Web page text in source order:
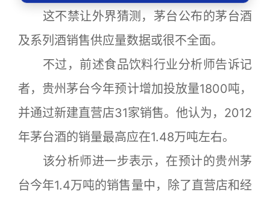
这不禁让外界猜测，茅台公布的茅台酒
及系列酒销售供应量数据或很不全面。
不过，前述食品饮料行业分析师告诉记
者，贵州茅台今年预计增加投放量1800吨，
并通过新建直营店31家销售。他认为，2012
年茅台酒的销量最高应在1.48万吨左右。
该分析师进一步表示，在预计的贵州茅
台今年1.4万吨的销售量中，除了直营店和经